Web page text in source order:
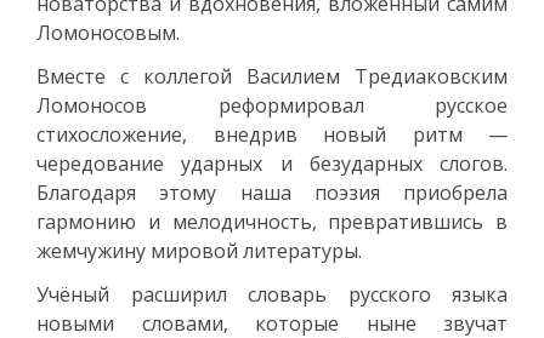
Ломоносовым.
Вместе с коллегой Василием Тредиаковским
Ломоносов реформировал русское
стихосложение, внедрив новый ритм —
чередование ударных и безударных слогов.
Благодаря этому наша поэзия приобрела
гармонию и мелодичность, превратившись в
жемчужину мировой литературы.
Учёный расширил словарь русского языка
новыми словами, которые ныне звучат